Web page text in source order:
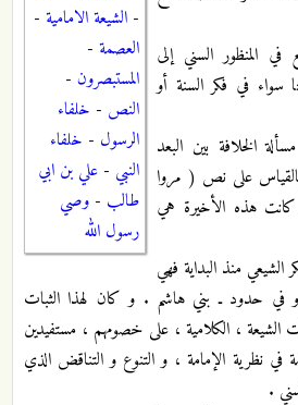
- الشيعة الامامية -
العصمة -
المستبصرون -
النص - خلفاء
الرسول - خلفاء
النبي - علي بن ابي
طالب - وصي
رسول الله
المنظور السني إلى
سواء في فكر السنة أو
الخلافة بين البعد
على نص ( مروا
هذه الأخيرة هي
الشيعي منذ البداية فهي
في حدود ـ بني هاشم . و كان لهذا الثبات
الشيعة ، الكلامية ، على خصومهم ، مستفيدين
نظرية الإمامة ، و التنوع و التناقض الذي
.